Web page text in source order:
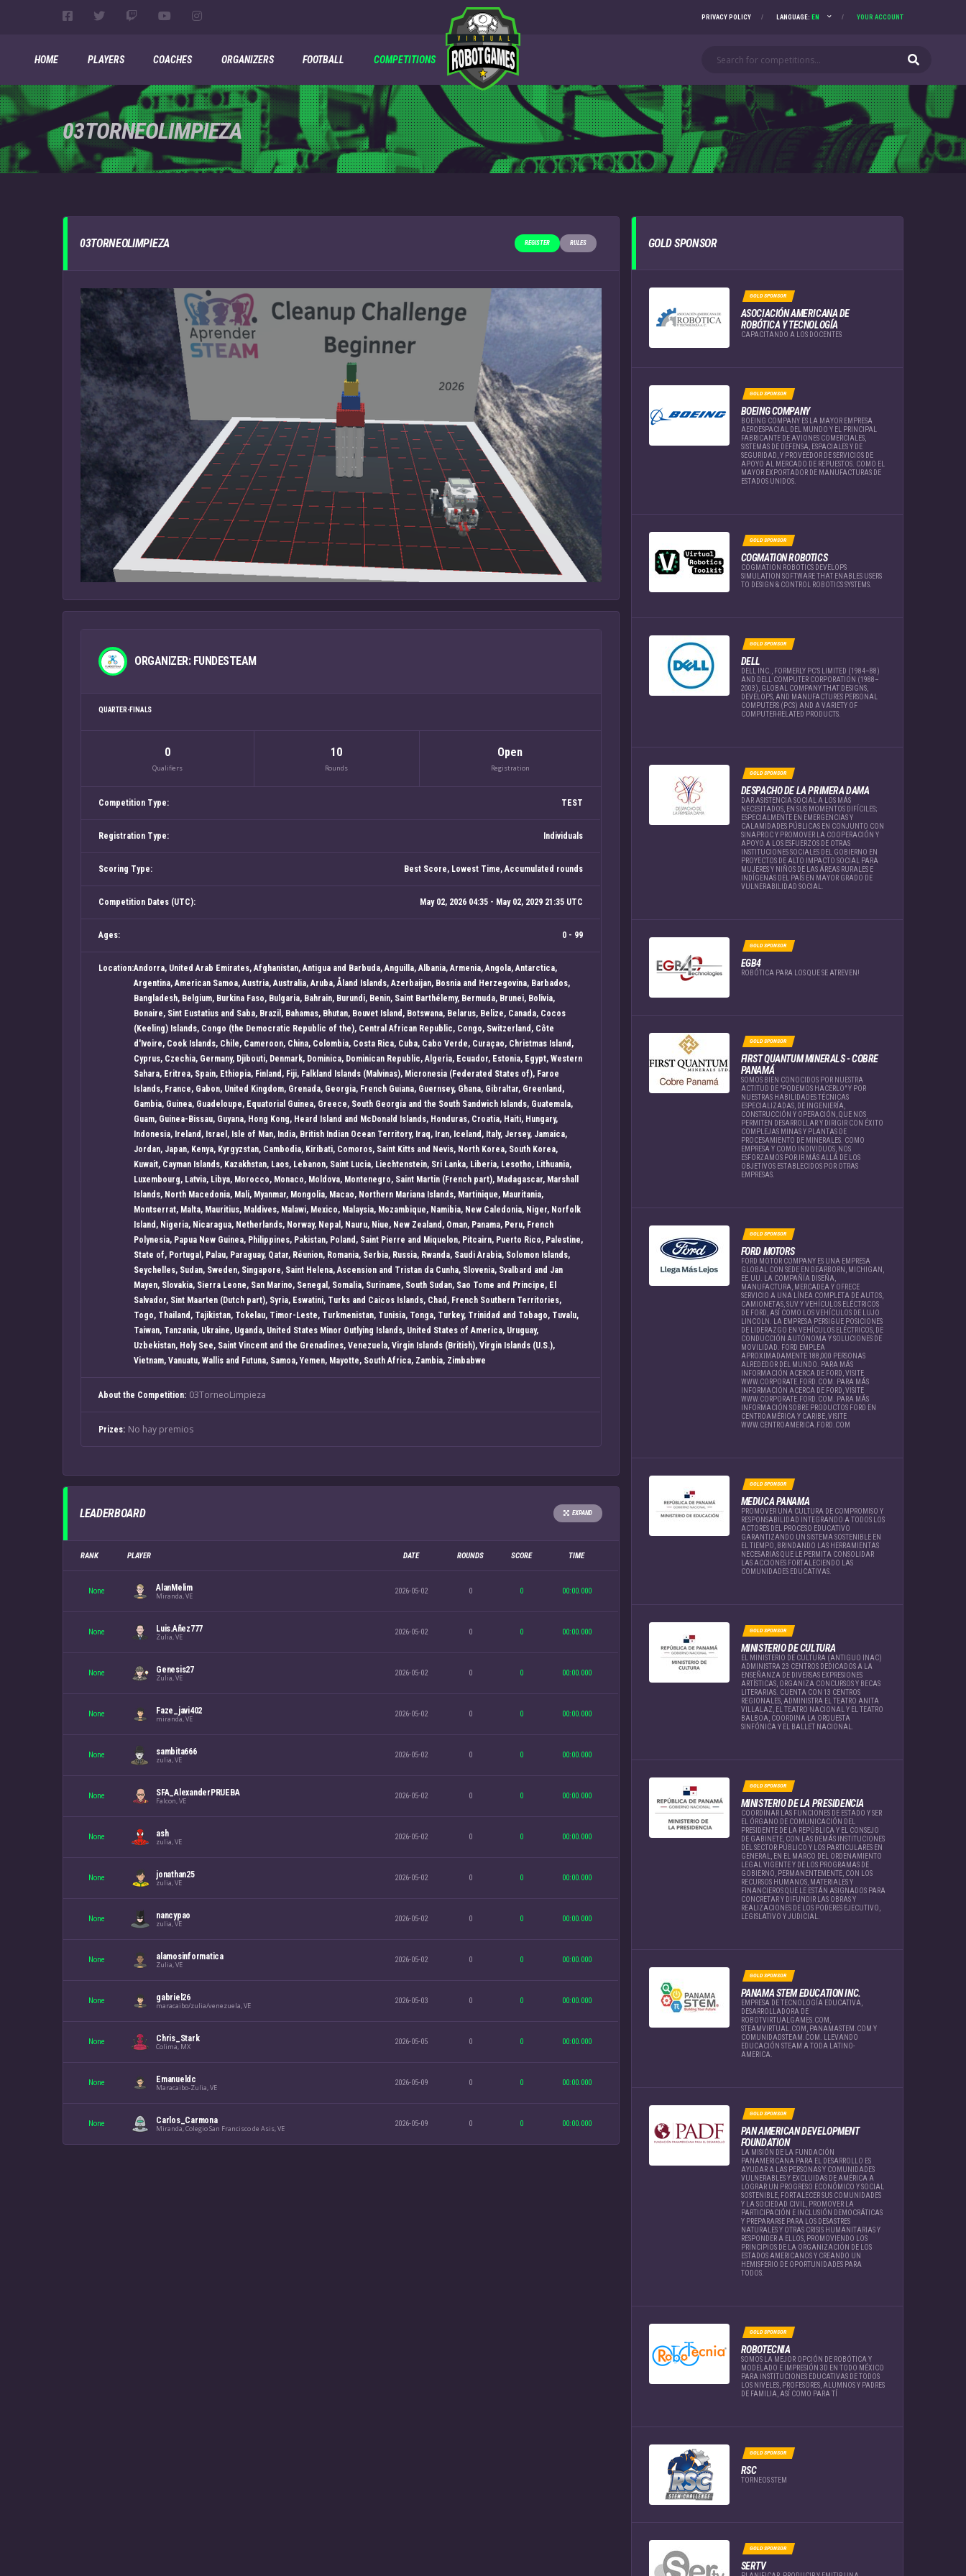
PRIVACY POLICY LANGUAGE: EN YOUR ACCOUNT
HOME PLAYERS COACHES ORGANIZERS FOOTBALL COMPETITIONS
03TORNEOLIMPIEZA
03TORNEOLIMPIEZA RULES
REGISTER
ORGANIZER: FUNDESTEAM
QUARTER-FINALS
0
Qualifiers
10
Rounds
Open
Registration
Competition Type: TEST
Registration Type: Individuals
Scoring Type: Best Score, Lowest Time, Accumulated rounds
Competition Dates (UTC): May 02, 2026 04:35 - May 02, 2029 21:35 UTC
Ages: 0 - 99
Location:Andorra, United Arab Emirates, Afghanistan, Antigua and Barbuda, Anguilla, Albania, Armenia, Angola, Antarctica,
Argentina, American Samoa, Austria, Australia, Aruba, Åland Islands, Azerbaijan, Bosnia and Herzegovina, Barbados,
Bangladesh, Belgium, Burkina Faso, Bulgaria, Bahrain, Burundi, Benin, Saint Barthélemy, Bermuda, Brunei, Bolivia,
Bonaire, Sint Eustatius and Saba, Brazil, Bahamas, Bhutan, Bouvet Island, Botswana, Belarus, Belize, Canada, Cocos
(Keeling) Islands, Congo (the Democratic Republic of the), Central African Republic, Congo, Switzerland, Côte
d'Ivoire, Cook Islands, Chile, Cameroon, China, Colombia, Costa Rica, Cuba, Cabo Verde, Curaçao, Christmas Island,
Cyprus, Czechia, Germany, Djibouti, Denmark, Dominica, Dominican Republic, Algeria, Ecuador, Estonia, Egypt, Western
Sahara, Eritrea, Spain, Ethiopia, Finland, Fiji, Falkland Islands (Malvinas), Micronesia (Federated States of), Faroe
Islands, France, Gabon, United Kingdom, Grenada, Georgia, French Guiana, Guernsey, Ghana, Gibraltar, Greenland,
Gambia, Guinea, Guadeloupe, Equatorial Guinea, Greece, South Georgia and the South Sandwich Islands, Guatemala,
Guam, Guinea-Bissau, Guyana, Hong Kong, Heard Island and McDonald Islands, Honduras, Croatia, Haiti, Hungary,
Indonesia, Ireland, Israel, Isle of Man, India, British Indian Ocean Territory, Iraq, Iran, Iceland, Italy, Jersey, Jamaica,
Jordan, Japan, Kenya, Kyrgyzstan, Cambodia, Kiribati, Comoros, Saint Kitts and Nevis, North Korea, South Korea,
Kuwait, Cayman Islands, Kazakhstan, Laos, Lebanon, Saint Lucia, Liechtenstein, Sri Lanka, Liberia, Lesotho, Lithuania,
Luxembourg, Latvia, Libya, Morocco, Monaco, Moldova, Montenegro, Saint Martin (French part), Madagascar, Marshall
Islands, North Macedonia, Mali, Myanmar, Mongolia, Macao, Northern Mariana Islands, Martinique, Mauritania,
Montserrat, Malta, Mauritius, Maldives, Malawi, Mexico, Malaysia, Mozambique, Namibia, New Caledonia, Niger, Norfolk
Island, Nigeria, Nicaragua, Netherlands, Norway, Nepal, Nauru, Niue, New Zealand, Oman, Panama, Peru, French
Polynesia, Papua New Guinea, Philippines, Pakistan, Poland, Saint Pierre and Miquelon, Pitcairn, Puerto Rico, Palestine,
State of, Portugal, Palau, Paraguay, Qatar, Réunion, Romania, Serbia, Russia, Rwanda, Saudi Arabia, Solomon Islands,
Seychelles, Sudan, Sweden, Singapore, Saint Helena, Ascension and Tristan da Cunha, Slovenia, Svalbard and Jan
Mayen, Slovakia, Sierra Leone, San Marino, Senegal, Somalia, Suriname, South Sudan, Sao Tome and Principe, El
Salvador, Sint Maarten (Dutch part), Syria, Eswatini, Turks and Caicos Islands, Chad, French Southern Territories,
Togo, Thailand, Tajikistan, Tokelau, Timor-Leste, Turkmenistan, Tunisia, Tonga, Turkey, Trinidad and Tobago, Tuvalu,
Taiwan, Tanzania, Ukraine, Uganda, United States Minor Outlying Islands, United States of America, Uruguay,
Uzbekistan, Holy See, Saint Vincent and the Grenadines, Venezuela, Virgin Islands (British), Virgin Islands (U.S.),
Vietnam, Vanuatu, Wallis and Futuna, Samoa, Yemen, Mayotte, South Africa, Zambia, Zimbabwe
About the Competition: 03TorneoLimpieza
Prizes: No hay premios
LEADERBOARD EXPAND
RANK PLAYER DATE ROUNDS SCORE TIME
None AlanMelim
Miranda, VE
2026-05-02 0 0 00:00.000
None Luis.Añez777
Zulia, VE
2026-05-02 0 0 00:00.000
None Genesis27
Zulia, VE
2026-05-02 0 0 00:00.000
None Faze_javi402
miranda, VE
2026-05-02 0 0 00:00.000
None sambita666
zulia, VE
2026-05-02 0 0 00:00.000
None SFA_AlexanderPRUEBA
Falcon, VE
2026-05-02 0 0 00:00.000
None ash
zulia, VE
2026-05-02 0 0 00:00.000
None jonathan25
zulia, VE
2026-05-02 0 0 00:00.000
None nancypao
zulia, VE
2026-05-02 0 0 00:00.000
None alamosinformatica
Zulia, VE
2026-05-02 0 0 00:00.000
None gabriel26
maracaibo/zulia/venezuela, VE
2026-05-03 0 0 00:00.000
None Chris_Stark
Colima, MX
2026-05-05 0 0 00:00.000
None Emanueldc
Maracaibo-Zulia, VE
2026-05-09 0 0 00:00.000
None Carlos_Carmona
Miranda, Colegio San Francisco de Asis, VE
2026-05-09 0 0 00:00.000
GOLD SPONSOR
GOLD SPONSOR
ASOCIACIÓN AMERICANA DE
ROBÓTICA Y TECNOLOGÍA
CAPACITANDO A LOS DOCENTES
GOLD SPONSOR
BOEING COMPANY
BOEING COMPANY ES LA MAYOR EMPRESA
AEROESPACIAL DEL MUNDO Y EL PRINCIPAL
FABRICANTE DE AVIONES COMERCIALES,
SISTEMAS DE DEFENSA, ESPACIALES Y DE
SEGURIDAD, Y PROVEEDOR DE SERVICIOS DE
APOYO AL MERCADO DE REPUESTOS. COMO EL
MAYOR EXPORTADOR DE MANUFACTURAS DE
ESTADOS UNIDOS.
GOLD SPONSOR
COGMATION ROBOTICS
COGMATION ROBOTICS DEVELOPS
SIMULATION SOFTWARE THAT ENABLES USERS
TO DESIGN & CONTROL ROBOTICS SYSTEMS.
GOLD SPONSOR
DELL
DELL INC., FORMERLY PC’S LIMITED (1984–88)
AND DELL COMPUTER CORPORATION (1988–
2003), GLOBAL COMPANY THAT DESIGNS,
DEVELOPS, AND MANUFACTURES PERSONAL
COMPUTERS (PCS) AND A VARIETY OF
COMPUTER-RELATED PRODUCTS.
GOLD SPONSOR
DESPACHO DE LA PRIMERA DAMA
DAR ASISTENCIA SOCIAL A LOS MÁS
NECESITADOS, EN SUS MOMENTOS DIFÍCILES;
ESPECIALMENTE EN EMERGENCIAS Y
CALAMIDADES PÚBLICAS EN CONJUNTO CON
SINAPROC Y PROMOVER LA COOPERACIÓN Y
APOYO A LOS ESFUERZOS DE OTRAS
INSTITUCIONES SOCIALES DEL GOBIERNO EN
PROYECTOS DE ALTO IMPACTO SOCIAL PARA
MUJERES Y NIÑOS DE LAS ÁREAS RURALES E
INDÍGENAS DEL PAÍS EN MAYOR GRADO DE
VULNERABILIDAD SOCIAL.
GOLD SPONSOR
EGB4
ROBÓTICA PARA LOS QUE SE ATREVEN!
GOLD SPONSOR
FIRST QUANTUM MINERALS - COBRE
PANAMÁ
SOMOS BIEN CONOCIDOS POR NUESTRA
ACTITUD DE "PODEMOS HACERLO" Y POR
NUESTRAS HABILIDADES TÉCNICAS
ESPECIALIZADAS, DE INGENIERÍA,
CONSTRUCCIÓN Y OPERACIÓN, QUE NOS
PERMITEN DESARROLLAR Y DIRIGIR CON ÉXITO
COMPLEJAS MINAS Y PLANTAS DE
PROCESAMIENTO DE MINERALES. COMO
EMPRESA Y COMO INDIVIDUOS, NOS
ESFORZAMOS POR IR MÁS ALLÁ DE LOS
OBJETIVOS ESTABLECIDOS POR OTRAS
EMPRESAS.
GOLD SPONSOR
FORD MOTORS
FORD MOTOR COMPANY ES UNA EMPRESA
GLOBAL CON SEDE EN DEARBORN, MICHIGAN,
EE.UU. LA COMPAÑÍA DISEÑA,
MANUFACTURA, MERCADEA Y OFRECE
SERVICIO A UNA LÍNEA COMPLETA DE AUTOS,
CAMIONETAS, SUV Y VEHÍCULOS ELÉCTRICOS
DE FORD, ASÍ COMO LOS VEHÍCULOS DE LUJO
LINCOLN. LA EMPRESA PERSIGUE POSICIONES
DE LIDERAZGO EN VEHÍCULOS ELÉCTRICOS, DE
CONDUCCIÓN AUTÓNOMA Y SOLUCIONES DE
MOVILIDAD. FORD EMPLEA
APROXIMADAMENTE 188,000 PERSONAS
ALREDEDOR DEL MUNDO. PARA MÁS
INFORMACIÓN ACERCA DE FORD, VISITE
WWW.CORPORATE.FORD.COM. PARA MÁS
INFORMACIÓN ACERCA DE FORD, VISITE
WWW.CORPORATE.FORD.COM. PARA MÁS
INFORMACIÓN SOBRE PRODUCTOS FORD EN
CENTROAMÉRICA Y CARIBE, VISITE
WWW.CENTROAMERICA.FORD.COM
GOLD SPONSOR
MEDUCA PANAMA
PROMOVER UNA CULTURA DE COMPROMISO Y
RESPONSABILIDAD INTEGRANDO A TODOS LOS
ACTORES DEL PROCESO EDUCATIVO
GARANTIZANDO UN SISTEMA SOSTENIBLE EN
EL TIEMPO, BRINDANDO LAS HERRAMIENTAS
NECESARIAS QUE LE PERMITA CONSOLIDAR
LAS ACCIONES FORTALECIENDO LAS
COMUNIDADES EDUCATIVAS.
GOLD SPONSOR
MINISTERIO DE CULTURA
EL MINISTERIO DE CULTURA (ANTIGUO INAC)
ADMINISTRA 23 CENTROS DEDICADOS A LA
ENSEÑANZA DE DIVERSAS EXPRESIONES
ARTÍSTICAS, ORGANIZA CONCURSOS Y BECAS
LITERARIAS. CUENTA CON 13 CENTROS
REGIONALES, ADMINISTRA EL TEATRO ANITA
VILLALAZ, EL TEATRO NACIONAL Y EL TEATRO
BALBOA, COORDINA LA ORQUESTA
SINFÓNICA Y EL BALLET NACIONAL.
GOLD SPONSOR
MINISTERIO DE LA PRESIDENCIA
COORDINAR LAS FUNCIONES DE ESTADO Y SER
EL ÓRGANO DE COMUNICACIÓN DEL
PRESIDENTE DE LA REPÚBLICA Y EL CONSEJO
DE GABINETE, CON LAS DEMÁS INSTITUCIONES
DEL SECTOR PÚBLICO Y LOS PARTICULARES EN
GENERAL, EN EL MARCO DEL ORDENAMIENTO
LEGAL VIGENTE Y DE LOS PROGRAMAS DE
GOBIERNO, PERMANENTEMENTE, CON LOS
RECURSOS HUMANOS, MATERIALES Y
FINANCIEROS QUE LE ESTÁN ASIGNADOS PARA
CONCRETAR Y DIFUNDIR LAS OBRAS Y
REALIZACIONES DE LOS PODERES EJECUTIVO,
LEGISLATIVO Y JUDICIAL.
GOLD SPONSOR
PANAMA STEM EDUCATION INC.
EMPRESA DE TECNOLOGÍA EDUCATIVA,
DESARROLLADORA DE
ROBOTVIRTUALGAMES.COM,
STEAMVIRTUAL.COM, PANAMASTEM.COM Y
COMUNIDADSTEAM.COM. LLEVANDO
EDUCACIÓN STEAM A TODA LATINO-
AMERICA.
GOLD SPONSOR
PAN AMERICAN DEVELOPMENT
FOUNDATION
LA MISIÓN DE LA FUNDACIÓN
PANAMERICANA PARA EL DESARROLLO ES
AYUDAR A LAS PERSONAS Y COMUNIDADES
VULNERABLES Y EXCLUIDAS DE AMÉRICA A
LOGRAR UN PROGRESO ECONÓMICO Y SOCIAL
SOSTENIBLE, FORTALECER SUS COMUNIDADES
Y LA SOCIEDAD CIVIL, PROMOVER LA
PARTICIPACIÓN E INCLUSIÓN DEMOCRÁTICAS
Y PREPARARSE PARA LOS DESASTRES
NATURALES Y OTRAS CRISIS HUMANITARIAS Y
RESPONDER A ELLOS, PROMOVIENDO LOS
PRINCIPIOS DE LA ORGANIZACIÓN DE LOS
ESTADOS AMERICANOS Y CREANDO UN
HEMISFERIO DE OPORTUNIDADES PARA
TODOS.
GOLD SPONSOR
ROBOTECNIA
SOMOS LA MEJOR OPCIÓN DE ROBÓTICA Y
MODELADO E IMPRESIÓN 3D EN TODO MÉXICO
PARA INSTITUCIONES EDUCATIVAS DE TODOS
LOS NIVELES, PROFESORES, ALUMNOS Y PADRES
DE FAMILIA, ASÍ COMO PARA TÍ
GOLD SPONSOR
RSC
TORNEOS STEM
GOLD SPONSOR
SERTV